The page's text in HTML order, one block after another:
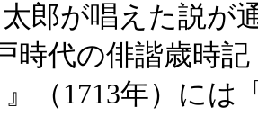
郎が唱えた説
時代の俳諧歳時
』（1713年）には